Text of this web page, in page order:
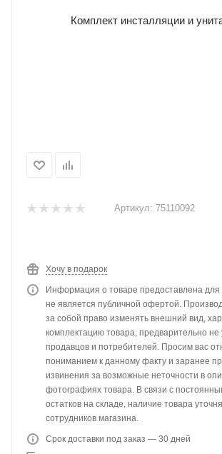
Артикул: 75110092
Хочу в подарок
Информация о товаре предоставлена для
не является публичной офертой.
за собой право изменять внешний вид,
комплектацию товара, предварительно не
продавцов и потребителей. Просим вас
пониманием к данному факту и заранее
извинения за возможные неточности в
фотографиях товара. В связи с
остатков на складе, наличие товара
сотрудников магазина.
Срок доставки под заказ — 30 дней